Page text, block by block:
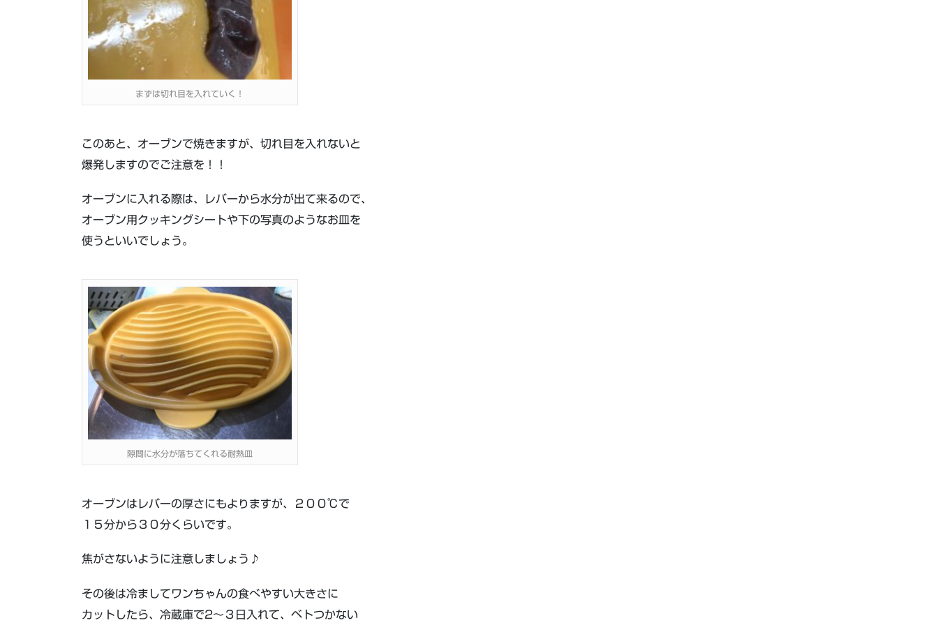
まずは切れ目を入れていく！
このあと、オーブンで焼きますが、切れ目を入れないと
爆発しますのでご注意を！！
オーブンに入れる際は、レバーから水分が出て来るので、
オーブン用クッキングシートや下の写真のようなお皿を
使うといいでしょう。
隙間に水分が落ちてくれる耐熱皿
オーブンはレバーの厚さにもよりますが、２００℃で
１５分から３０分くらいです。
焦がさないように注意しましょう♪
その後は冷ましてワンちゃんの食べやすい大きさに
カットしたら、冷蔵庫で2～３日入れて、ベトつかない